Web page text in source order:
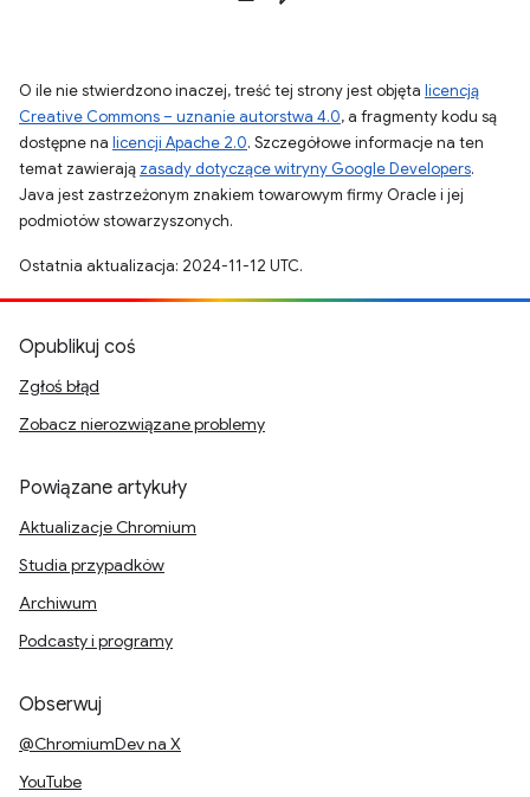
O ile nie stwierdzono inaczej, treść tej strony jest objęta licencją
Creative Commons – uznanie autorstwa 4.0, a fragmenty kodu są
dostępne na licencji Apache 2.0. Szczegółowe informacje na ten
temat zawierają zasady dotyczące witryny Google Developers.
Java jest zastrzeżonym znakiem towarowym firmy Oracle i jej
podmiotów stowarzyszonych.
Ostatnia aktualizacja: 2024-11-12 UTC.
Opublikuj coś
Zgłoś błąd
Zobacz nierozwiązane problemy
Powiązane artykuły
Aktualizacje Chromium
Studia przypadków
Archiwum
Podcasty i programy
Obserwuj
@ChromiumDev na X
YouTube